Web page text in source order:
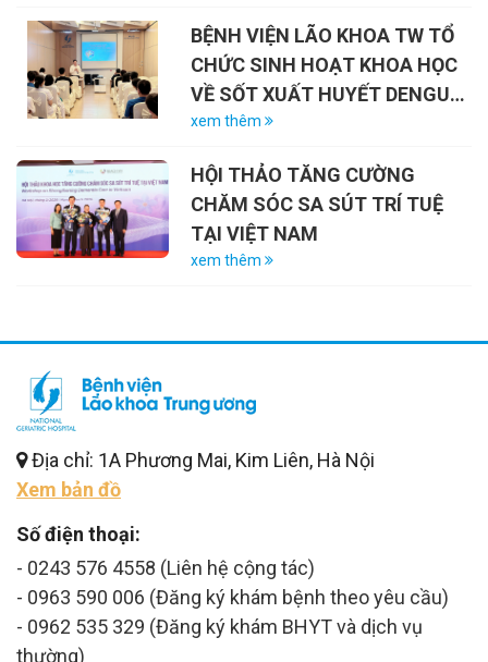
27/7/2026)
BỆNH VIỆN LÃO KHOA TW TỔ
CHỨC SINH HOẠT KHOA HỌC
VỀ SỐT XUẤT HUYẾT DENGUE
VÀ VAI TRÒ CỦA VẮC-XIN
xem thêm
HỘI THẢO TĂNG CƯỜNG
CHĂM SÓC SA SÚT TRÍ TUỆ
TẠI VIỆT NAM
xem thêm
Địa chỉ: 1A Phương Mai, Kim Liên, Hà Nội
Xem bản đồ
Số điện thoại:
- 0243 576 4558 (Liên hệ cộng tác)
- 0963 590 006 (Đăng ký khám bệnh theo yêu cầu)
- 0962 535 329 (Đăng ký khám BHYT và dịch vụ
thường)